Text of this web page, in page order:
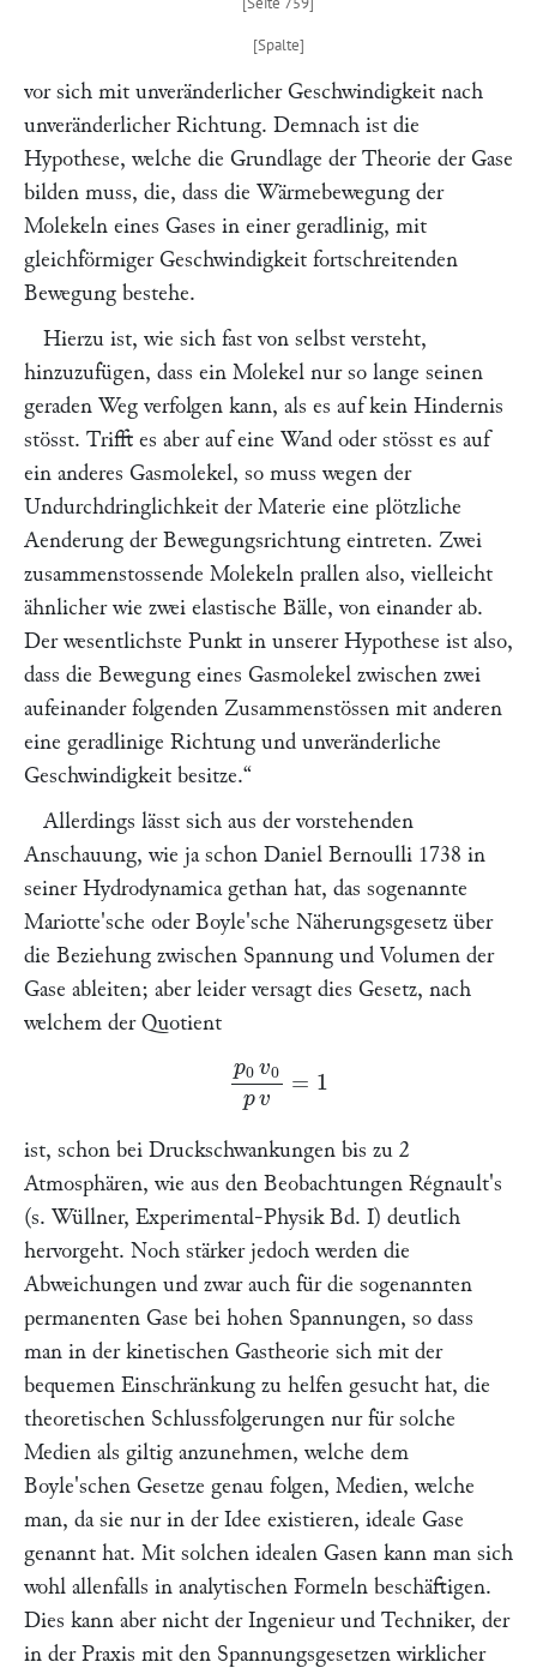
vor sich mit unveränderlicher Geschwindigkeit nach
unveränderlicher Richtung. Demnach ist die
Hypothese, welche die Grundlage der Theorie der Gase
bilden muss, die, dass die Wärmebewegung der
Molekeln eines Gases in einer geradlinig, mit
gleichförmiger Geschwindigkeit fortschreitenden
Bewegung bestehe.
Hierzu ist, wie sich fast von selbst versteht,
hinzuzufügen, dass ein Molekel nur so lange seinen
geraden Weg verfolgen kann, als es auf kein Hindernis
stösst. Trifft es aber auf eine Wand oder stösst es auf
ein anderes Gasmolekel, so muss wegen der
Undurchdringlichkeit der Materie eine plötzliche
Aenderung der Bewegungsrichtung eintreten. Zwei
zusammenstossende Molekeln prallen also, vielleicht
ähnlicher wie zwei elastische Bälle, von einander ab.
Der wesentlichste Punkt in unserer Hypothese ist also,
dass die Bewegung eines Gasmolekel zwischen zwei
aufeinander folgenden Zusammenstössen mit anderen
eine geradlinige Richtung und unveränderliche
Geschwindigkeit besitze.“
Allerdings lässt sich aus der vorstehenden
Anschauung, wie ja schon Daniel Bernoulli 1738 in
seiner Hydrodynamica gethan hat, das sogenannte
Mariotte'sche oder Boyle'sche Näherungsgesetz über
die Beziehung zwischen Spannung und Volumen der
Gase ableiten; aber leider versagt dies Gesetz, nach
welchem der Quotient
p0 v0p
ist, schon bei Druckschwankungen bis zu 2
Atmosphären, wie aus den Beobachtungen Régnault's
(s. Wüllner, Experimental-Physik Bd. I) deutlich
hervorgeht. Noch stärker jedoch werden die
Abweichungen und zwar auch für die sogenannten
permanenten Gase bei hohen Spannungen, so dass
man in der kinetischen Gastheorie sich mit der
bequemen Einschränkung zu helfen gesucht hat, die
theoretischen Schlussfolgerungen nur für solche
Medien als giltig anzunehmen, welche dem
Boyle'schen Gesetze genau folgen, Medien, welche
man, da sie nur in der Idee existieren, ideale Gase
genannt hat. Mit solchen idealen Gasen kann man sich
wohl allenfalls in analytischen Formeln beschäftigen.
Dies kann aber nicht der Ingenieur und Techniker, der
in der Praxis mit den Spannungsgesetzen wirklicher